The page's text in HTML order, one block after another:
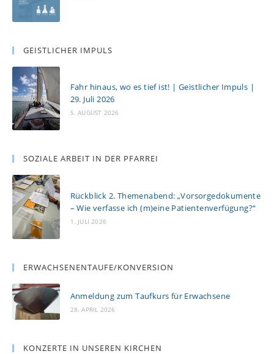
GEISTLICHER IMPULS
Fahr hinaus, wo es tief ist! | Geistlicher Impuls |
29. Juli 2026
5. AUGUST 2026
SOZIALE ARBEIT IN DER PFARREI
Rückblick 2. Themenabend: „Vorsorgedokumente
– Wie verfasse ich (m)eine Patientenverfügung?“
1. JULI 2026
ERWACHSENENTAUFE/KONVERSION
Anmeldung zum Taufkurs für Erwachsene
28. APRIL 2026
KONZERTE IN UNSEREN KIRCHEN